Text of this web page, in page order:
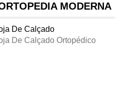
MODERNA
De Calçado
De Calçado Ortopédico